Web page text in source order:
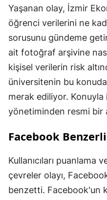
Yaşanan olay, İzmir
öğrenci verilerini ne
sorusunu gündeme
ait fotoğraf arşivine
kişisel verilerin risk
üniversitenin bu
merak ediliyor.
yönetiminden resmi bir
Facebook
Kullanıcıları puanlama
çevreler olayı,
benzetti. Facebook'un